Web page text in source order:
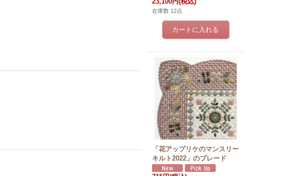
在庫数 12点
「花アップリケのマンスリー
キルト2022」のブレード